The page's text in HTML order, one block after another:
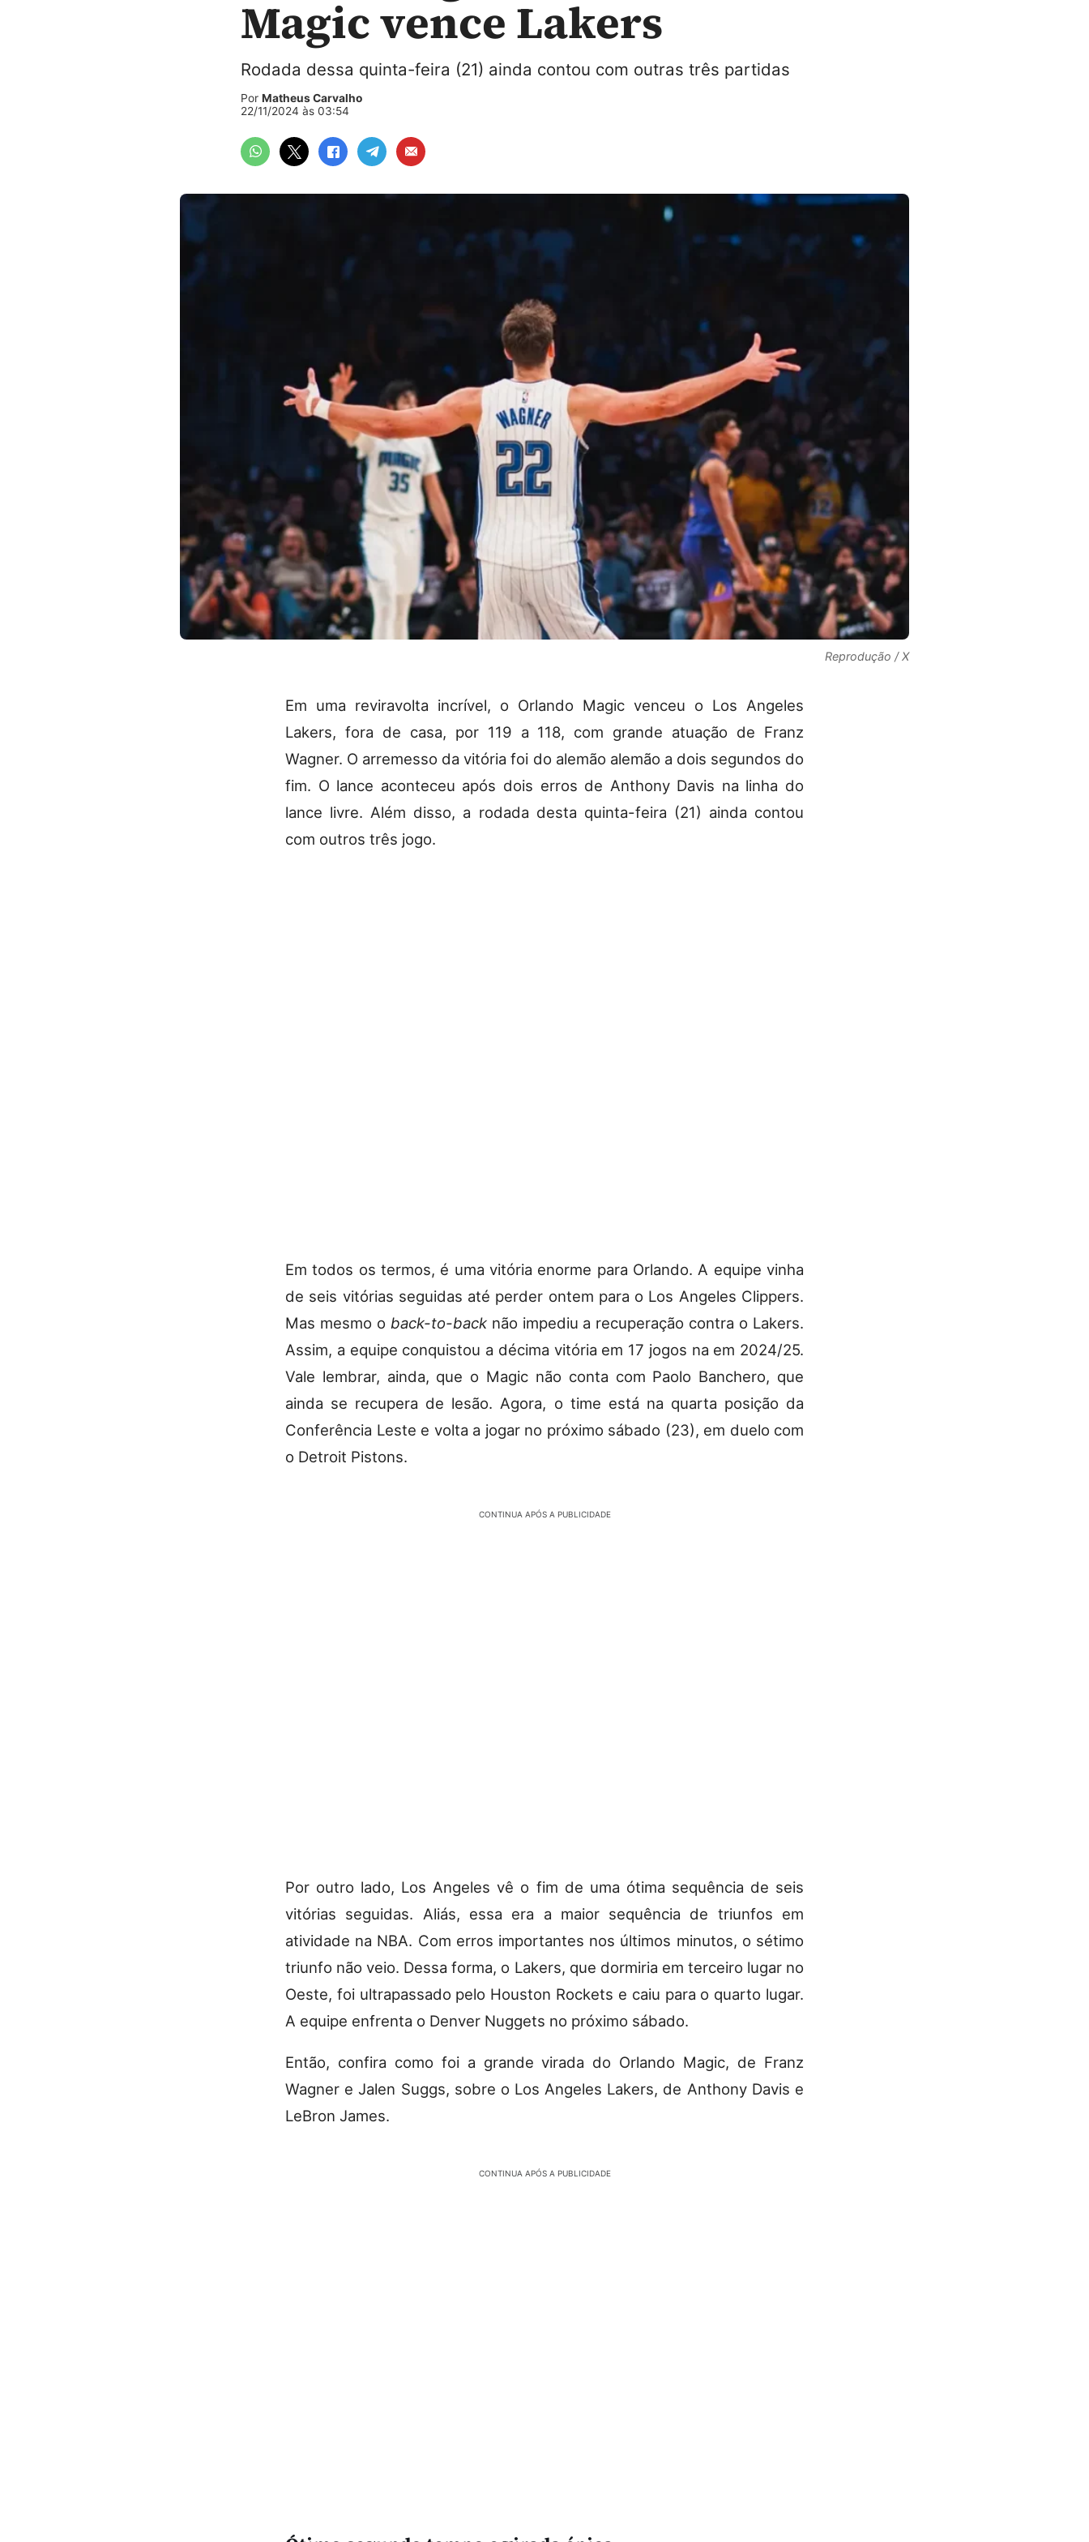
Magic vence Lakers
Rodada dessa quinta-feira (21) ainda contou com outras três partidas
Por Matheus Carvalho
22/11/2024 às 03:54
Reprodução / X
Em uma reviravolta incrível, o Orlando Magic venceu o Los Angeles
Lakers, fora de casa, por 119 a 118, com grande atuação de Franz
Wagner. O arremesso da vitória foi do alemão alemão a dois segundos do
fim. O lance aconteceu após dois erros de Anthony Davis na linha do
lance livre. Além disso, a rodada desta quinta-feira (21) ainda contou
com outros três jogo.
Em todos os termos, é uma vitória enorme para Orlando. A equipe vinha
de seis vitórias seguidas até perder ontem para o Los Angeles Clippers.
Mas mesmo o back-to-backnão impediu a recuperação contra o Lakers.
Assim, a equipe conquistou a décima vitória em 17 jogos na em 2024/25.
Vale lembrar, ainda, que o Magic não conta com Paolo Banchero, que
ainda se recupera de lesão. Agora, o time está na quarta posição da
Conferência Leste e volta a jogar no próximo sábado (23), em duelo com
o Detroit Pistons.
CONTINUA APÓS A PUBLICIDADE
Por outro lado, Los Angeles vê o fim de uma ótima sequência de seis
vitórias seguidas. Aliás, essa era a maior sequência de triunfos em
atividade na NBA. Com erros importantes nos últimos minutos, o sétimo
triunfo não veio. Dessa forma, o Lakers, que dormiria em terceiro lugar no
Oeste, foi ultrapassado pelo Houston Rockets e caiu para o quarto lugar.
A equipe enfrenta o Denver Nuggets no próximo sábado.
Então, confira como foi a grande virada do Orlando Magic, de Franz
Wagner e Jalen Suggs, sobre o Los Angeles Lakers, de Anthony Davis e
LeBron James.
CONTINUA APÓS A PUBLICIDADE